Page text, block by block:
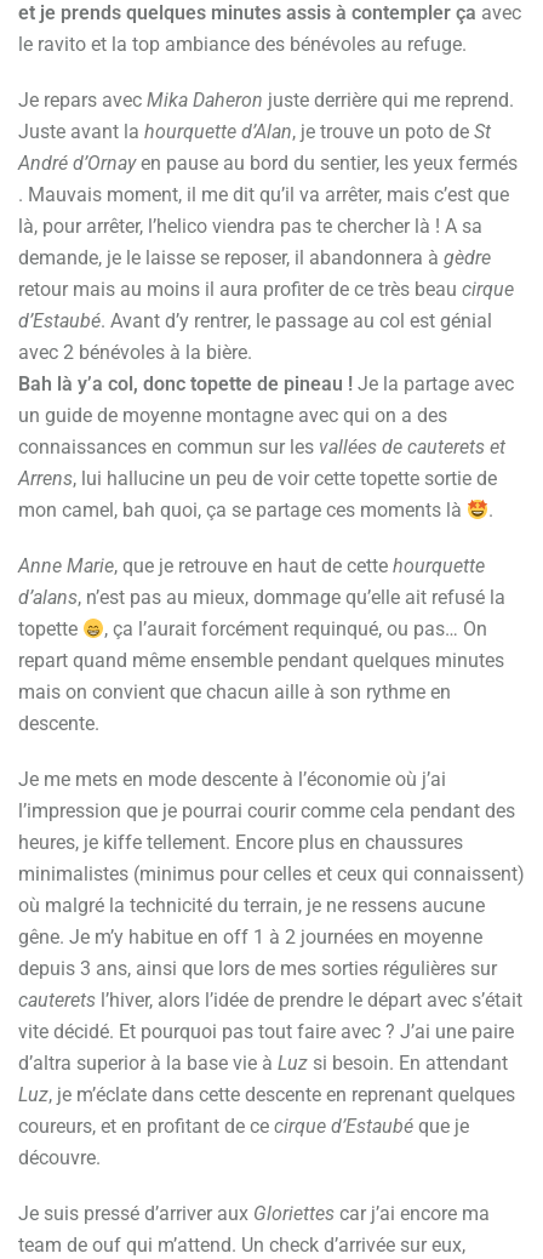
et je prends quelques minutes assis à contempler ça avec
le ravito et la top ambiance des bénévoles au refuge.
Je repars avec Mika Daheron juste derrière qui me reprend.
Juste avant la hourquette d’Alan, je trouve un poto de St
André d’Ornayen pause au bord du sentier, les yeux fermés
. Mauvais moment, il me dit qu’il va arrêter, mais c’est que
là, pour arrêter, l’helico viendra pas te chercher là ! A sa
demande, je le laisse se reposer, il abandonnera à gèdre
retour mais au moins il aura profiter de ce très beau cirque
d’Estaubé. Avant d’y rentrer, le passage au col est génial
avec 2 bénévoles à la bière.
Bah là y’a col, donc topette de pineau ! Je la partage avec
un guide de moyenne montagne avec qui on a des
connaissances en commun sur les vallées de cauterets et
Arrens, lui hallucine un peu de voir cette topette sortie de
mon camel, bah quoi, ça se partage ces moments là
.
Anne Marie, que je retrouve en haut de cette hourquette
d’alans, n’est pas au mieux, dommage qu’elle ait refusé la
topette
, ça l’aurait forcément requinqué, ou pas… On
repart quand même ensemble pendant quelques minutes
mais on convient que chacun aille à son rythme en
descente.
Je me mets en mode descente à l’économie où j’ai
l’impression que je pourrai courir comme cela pendant des
heures, je kiffe tellement. Encore plus en chaussures
minimalistes (minimus pour celles et ceux qui connaissent)
où malgré la technicité du terrain, je ne ressens aucune
gêne. Je m’y habitue en off 1 à 2 journées en moyenne
depuis 3 ans, ainsi que lors de mes sorties régulières sur
cauterets l’hiver, alors l’idée de prendre le départ avec s’était
vite décidé. Et pourquoi pas tout faire avec ? J’ai une paire
d’altra superior à la base vie à Luz si besoin. En attendant
Luz, je m’éclate dans cette descente en reprenant quelques
coureurs, et en profitant de ce cirque d’Estaubé que je
découvre.
Je suis pressé d’arriver aux Gloriettes car j’ai encore ma
team de ouf qui m’attend. Un check d’arrivée sur eux,